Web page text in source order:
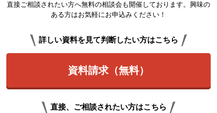
直接ご相談されたい方へ無料の相談会も開催しております。興味の
ある方はお気軽にお申込みください！
詳しい資料を見て判断したい方はこちら
資料請求（無料）
直接、ご相談されたい方はこちら